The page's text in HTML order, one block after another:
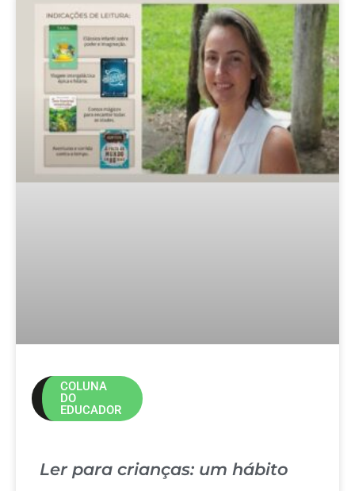
COLUNA
DO
EDUCADOR
Ler para crianças: um hábito